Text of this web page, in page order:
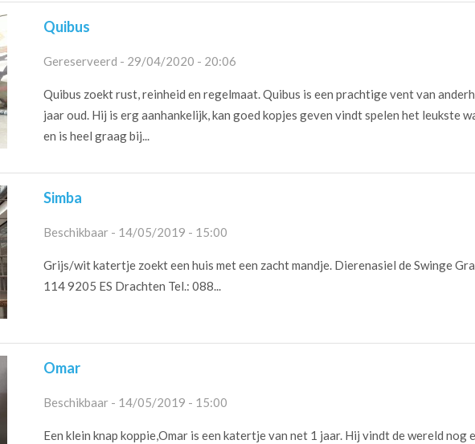
Quibus
Gereserveerd - 29/04/2020 - 20:06
Quibus zoekt rust, reinheid en regelmaat. Quibus is een prachtige vent van
jaar oud. Hij is erg aanhankelijk, kan goed kopjes geven vindt spelen het leukste
en is heel graag bij...
Simba
Beschikbaar - 14/05/2019 - 15:00
Grijs/wit katertje zoekt een huis met een zacht mandje. Dierenasiel de Swinge
114 9205 ES Drachten Tel.: 088...
Omar
Beschikbaar - 14/05/2019 - 15:00
Een klein knap koppie,Omar is een katertje van net 1 jaar. Hij vindt de wereld nog